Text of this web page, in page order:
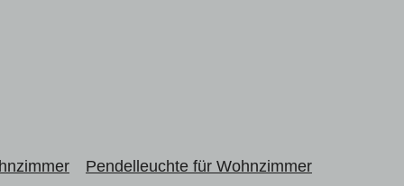
Pendelleuchte für Wohnzimmer